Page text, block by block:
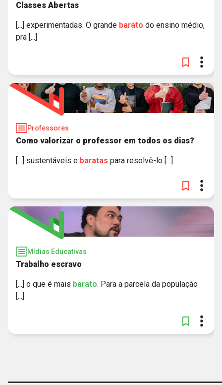
Classes Abertas
[...] experimentadas. O grande barato do ensino médio,
pra [...]
Professores
Como valorizar o professor em todos os dias?
[...] sustentáveis e baratas para resolvê-lo [...]
Mídias Educativas
Trabalho escravo
[...] o que é mais barato. Para a parcela da população
[...]